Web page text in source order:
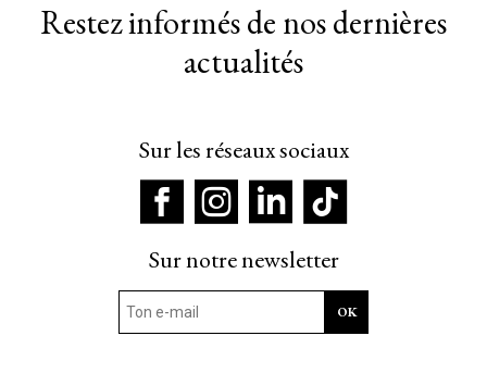
Restez informés de nos dernières
actualités
Sur les réseaux sociaux
Sur notre newsletter